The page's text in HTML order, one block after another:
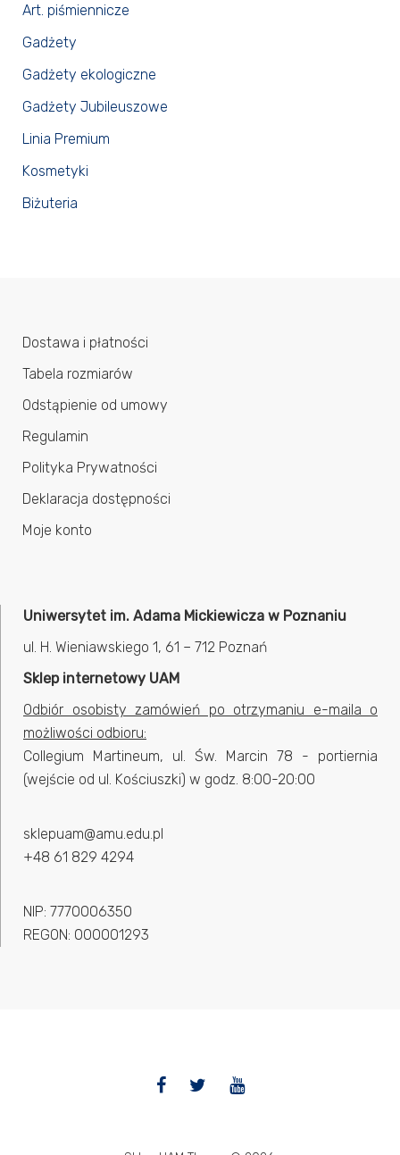
Art. piśmiennicze
Gadżety
Gadżety ekologiczne
Gadżety Jubileuszowe
Linia Premium
Kosmetyki
Biżuteria
Dostawa i płatności
Tabela rozmiarów
Odstąpienie od umowy
Regulamin
Polityka Prywatności
Deklaracja dostępności
Moje konto
Uniwersytet im. Adama Mickiewicza w Poznaniu
ul. H. Wieniawskiego 1, 61 – 712 Poznań
Sklep internetowy UAM
Odbiór osobisty zamówień po otrzymaniu e-maila o
możliwości odbioru:
Collegium Martineum, ul. Św. Marcin 78 - portiernia
(wejście od ul. Kościuszki) w godz. 8:00-20:00
sklepuam@amu.edu.pl
+48 61 829 4294
NIP: 7770006350
REGON: 000001293